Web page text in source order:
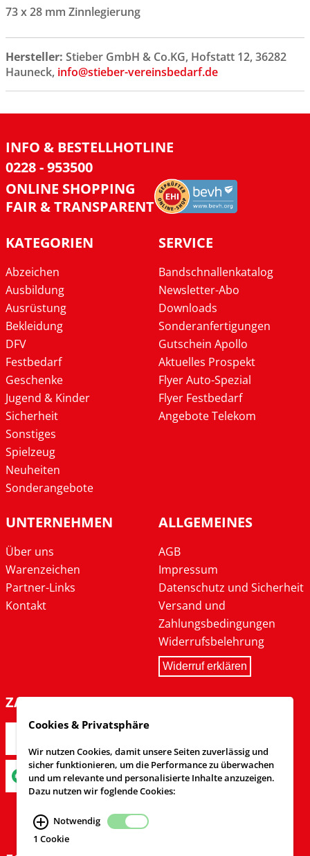
73 x 28 mm Zinnlegierung
Hersteller: Stieber GmbH & Co.KG, Hofstatt 12, 36282
Hauneck, info@stieber-vereinsbedarf.de
INFO & BESTELLHOTLINE
0228 - 953500
ONLINE SHOPPING
FAIR & TRANSPARENT
KATEGORIEN
Abzeichen
Ausbildung
Ausrüstung
Bekleidung
DFV
Festbedarf
Geschenke
Jugend & Kinder
Sicherheit
Sonstiges
Spielzeug
Neuheiten
Sonderangebote
SERVICE
Bandschnallenkatalog
Newsletter-Abo
Downloads
Sonderanfertigungen
Gutschein Apollo
Aktuelles Prospekt
Flyer Auto-Spezial
Flyer Festbedarf
Angebote Telekom
UNTERNEHMEN
Über uns
Warenzeichen
Partner-Links
Kontakt
ALLGEMEINES
AGB
Impressum
Datenschutz und Sicherheit
Versand und
Zahlungsbedingungen
Widerrufsbelehrung
Widerruf erklären
ZAHLARTEN
Cookies & Privatsphäre
Wir nutzen Cookies, damit unsere Seiten zuverlässig und
sicher funktionieren, um die Performance zu überwachen
und um relevante und personalisierte Inhalte anzuzeigen.
Dazu nutzen wir foglende Cookies:
Notwendig
1 Cookie